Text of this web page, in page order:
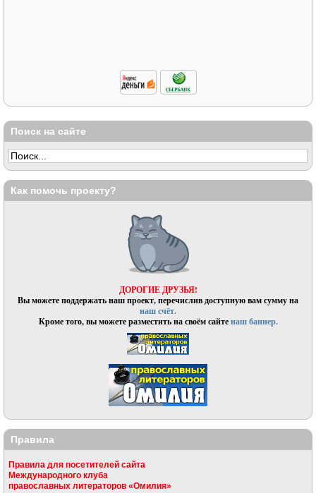
Поиск на сайте
Как помочь проекту?
ДОРОГИЕ ДРУЗЬЯ!
Вы можете поддержать наш проект, перечислив доступную вам сумму на
наш счёт.
Кроме того, вы можете разместить на своём сайтенаш баннер.
Правила
Правила для посетителей сайта
Международного клуба
православных литераторов «Омилия»